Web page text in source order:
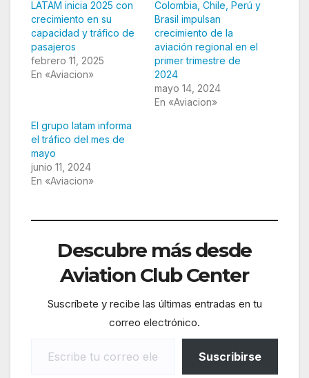
LATAM inicia 2025 con
crecimiento en su
capacidad y tráfico de
pasajeros
febrero 11, 2025
En «Aviacion»
Colombia, Chile, Perú y
Brasil impulsan
crecimiento de la
aviación regional en el
primer trimestre de
2024
mayo 14, 2024
En «Aviacion»
El grupo latam informa
el tráfico del mes de
mayo
junio 11, 2024
En «Aviacion»
Descubre más desde
Aviation Club Center
Suscríbete y recibe las últimas entradas en tu
correo electrónico.
Suscribirse